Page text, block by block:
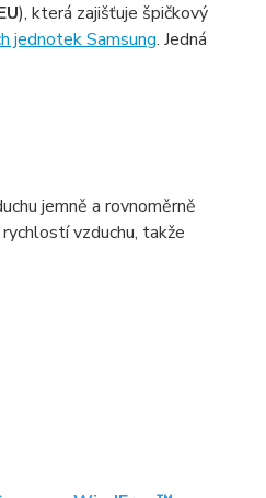
), která zajišťuje špičkový
jednotek Samsung. Jedná
jemně a rovnoměrně
vzduchu, takže